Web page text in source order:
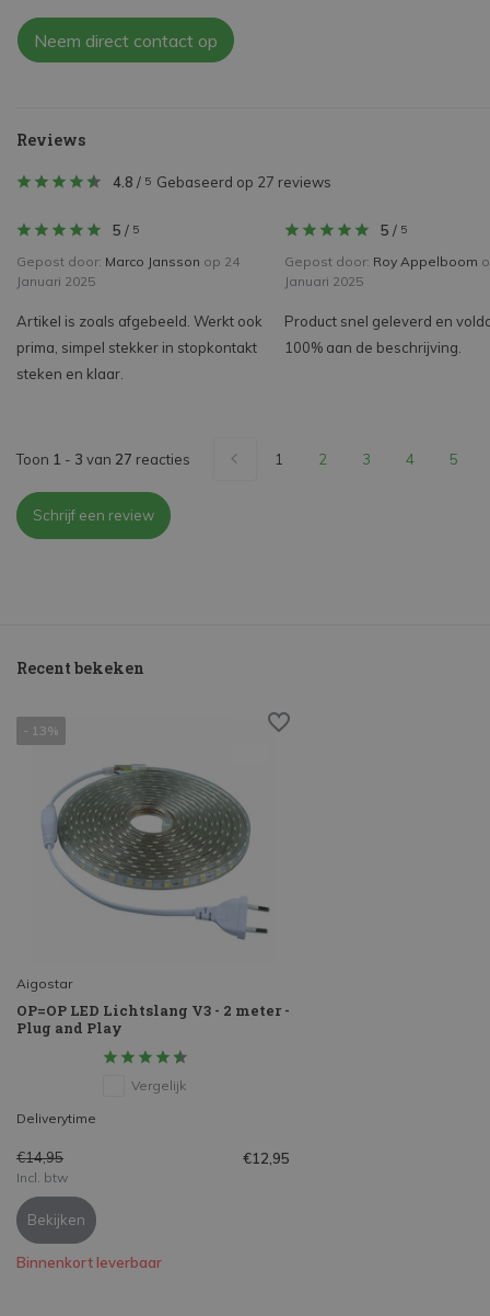
Neem direct contact op
Reviews
4.8 / 5 Gebaseerd op 27 reviews
5 / 5
Gepost door: Marco Jansson op 24
Januari 2025
Artikel is zoals afgebeeld. Werkt ook
prima, simpel stekker in stopkontakt
steken en klaar.
5 / 5
Gepost door: Roy Appelboom
Januari 2025
Product snel geleverd en
100% aan de beschrijving.
Toon 1 - 3 van 27 reacties 1 2 3 4 5
Schrijf een review
Recent bekeken
- 13%
Aigostar
OP=OP LED Lichtslang V3 - 2 meter -
Plug and Play
Vergelijk
Deliverytime
€14,95 €12,95
Incl. btw
Bekijken
Binnenkort leverbaar